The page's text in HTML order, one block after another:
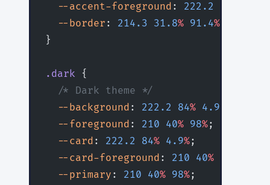
  --accent-foreground
: 222.2
  --border
: 214.3 31.8% 91.4%
}
.dark {
  /* Dark theme */
  --background
: 222.2 84% 4.9
  --foreground
: 210 40% 98%;
  --card
: 222.2 84% 4.9%;
  --card-foreground
: 210 40%
  --primary
: 210 40% 98%;